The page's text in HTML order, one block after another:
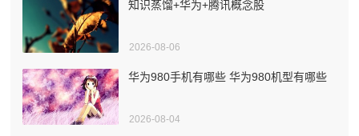
知识蒸馏+华为+腾讯概念股
2026-08-06
华为980手机有哪些 华为980机型有哪些
2026-08-04